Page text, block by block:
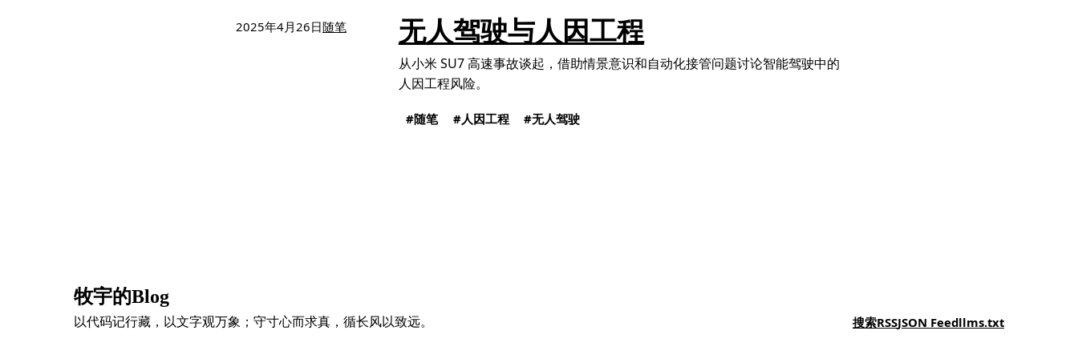
2025年4月26日随笔 无人驾驶与人因工程
从小米 SU7 高速事故谈起，借助情景意识和自动化接管问题讨论智能驾驶中的
人因工程风险。
随笔 人因工程 无人驾驶
牧宇的Blog
以代码记行藏，以文字观万象；守寸心而求真，循长风以致远。 搜索RSSJSON Feedllms.txt